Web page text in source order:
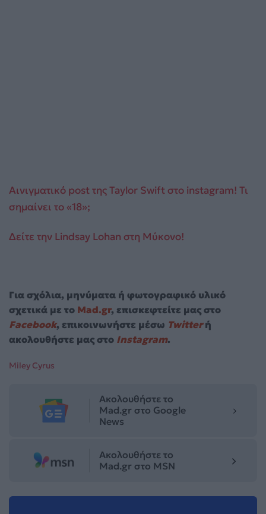
Αινιγματικό post της Taylor Swift στο instagram! Τι
σημαίνει το «18»;
Δείτε την Lindsay Lohan στη Μύκονο!
Για σχόλια, μηνύματα ή φωτογραφικό υλικό
σχετικά με το Mad.gr, επισκεφτείτε μας στο
Facebook, επικοινωνήστε μέσω Twitterή
ακολουθήστε μας στο Instagram.
Miley Cyrus
Ακολουθήστε το
Mad.gr στο Google
News
Ακολουθήστε το
Mad.gr στο MSN